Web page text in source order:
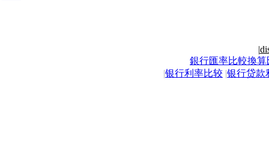
|
銀行匯率比較換算
|银行利率比较 |银行贷款